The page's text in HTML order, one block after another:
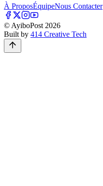
À ProposÉquipeNous Contacter
© AyiboPost 2026
Built by 414 Creative Tech